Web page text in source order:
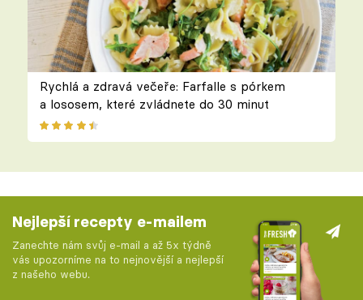
Rychlá a zdravá večeře: Farfalle s pórkem
a lososem, které zvládnete do 30 minut
Nejlepší recepty e-mailem
Zanechte nám svůj e-mail a až 5x týdně
vás upozorníme na to nejnovější a nejlepší
z našeho webu.